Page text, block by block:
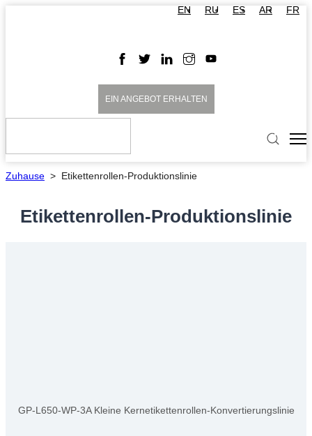
EN RU ES AR FR
EIN ANGEBOT ERHALTEN
Zuhause > Etikettenrollen-Produktionslinie
Etikettenrollen-Produktionslinie
GP-L650-WP-3A Kleine Kernetikettenrollen-Konvertierungslinie